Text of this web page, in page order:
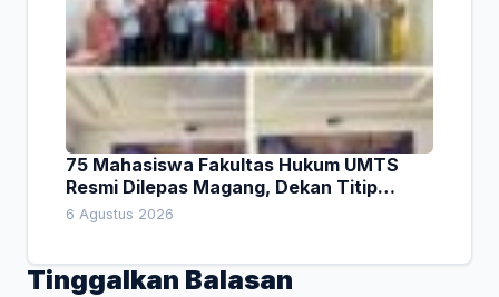
75 Mahasiswa Fakultas Hukum UMTS
Resmi Dilepas Magang, Dekan Titip
Empat Pesan Penting
6 Agustus 2026
Tinggalkan Balasan